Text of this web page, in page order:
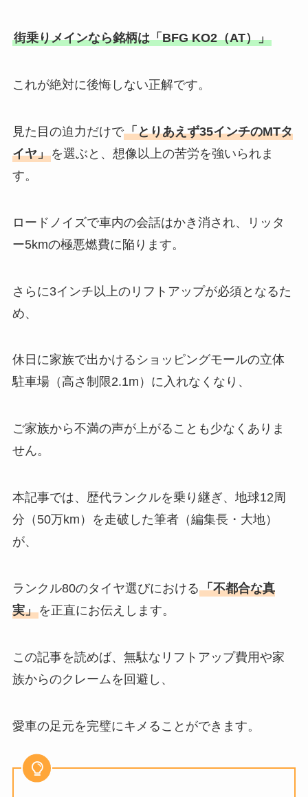
街乗りメインなら銘柄は「BFG KO2（AT）」
これが絶対に後悔しない正解です。
見た目の迫力だけで「とりあえず35インチのMTタ
イヤ」を選ぶと、想像以上の苦労を強いられま
す。
ロードノイズで車内の会話はかき消され、リッタ
ー5kmの極悪燃費に陥ります。
さらに3インチ以上のリフトアップが必須となるた
め、
休日に家族で出かけるショッピングモールの立体
駐車場（高さ制限2.1m）に入れなくなり、
ご家族から不満の声が上がることも少なくありま
せん。
本記事では、歴代ランクルを乗り継ぎ、地球12周
分（50万km）を走破した筆者（編集長・大地）
が、
ランクル80のタイヤ選びにおける「不都合な真
実」を正直にお伝えします。
この記事を読めば、無駄なリフトアップ費用や家
族からのクレームを回避し、
愛車の足元を完璧にキメることができます。